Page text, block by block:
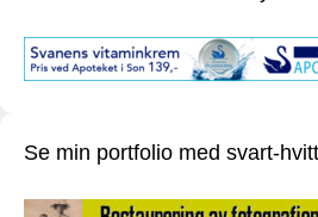
Se min portfolio med svart-